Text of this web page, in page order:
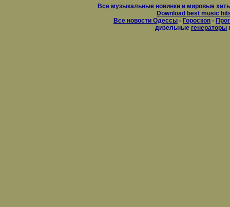
Все музыкальные новинки и мировые
Download best music
Все новости Одессы - Гороскоп -
дизельные генераторы